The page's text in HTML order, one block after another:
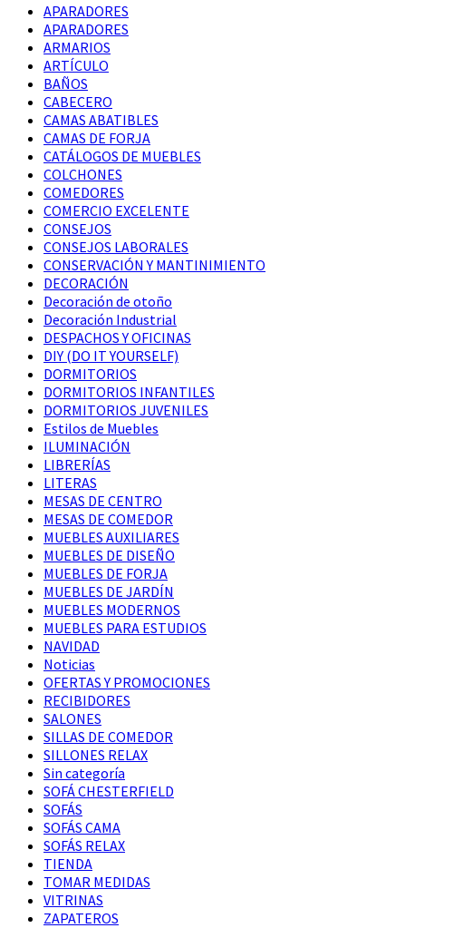
APARADORES
APARADORES
ARMARIOS
ARTÍCULO
BAÑOS
CABECERO
CAMAS ABATIBLES
CAMAS DE FORJA
CATÁLOGOS DE MUEBLES
COLCHONES
COMEDORES
COMERCIO EXCELENTE
CONSEJOS
CONSEJOS LABORALES
CONSERVACIÓN Y MANTINIMIENTO
DECORACIÓN
Decoración de otoño
Decoración Industrial
DESPACHOS Y OFICINAS
DIY (DO IT YOURSELF)
DORMITORIOS
DORMITORIOS INFANTILES
DORMITORIOS JUVENILES
Estilos de Muebles
ILUMINACIÓN
LIBRERÍAS
LITERAS
MESAS DE CENTRO
MESAS DE COMEDOR
MUEBLES AUXILIARES
MUEBLES DE DISEÑO
MUEBLES DE FORJA
MUEBLES DE JARDÍN
MUEBLES MODERNOS
MUEBLES PARA ESTUDIOS
NAVIDAD
Noticias
OFERTAS Y PROMOCIONES
RECIBIDORES
SALONES
SILLAS DE COMEDOR
SILLONES RELAX
Sin categoría
SOFÁ CHESTERFIELD
SOFÁS
SOFÁS CAMA
SOFÁS RELAX
TIENDA
TOMAR MEDIDAS
VITRINAS
ZAPATEROS